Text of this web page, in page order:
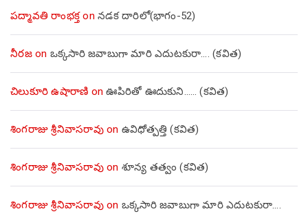
పద్మావతి రాంభక్తon నడక దారిలో(భాగం-52)
నీరజon ఒక్కసారి జవాబుగా మారి ఎదుటకురా…. (కవిత)
చిలుకూరి ఉషారాణి onఊపిరితో ఊదుకుని…… (కవిత)
శింగరాజు శ్రీనివాసరావుon ఉవిధోత్పత్తి (కవిత)
శింగరాజు శ్రీనివాసరావుon శూన్య తత్వం (కవిత)
శింగరాజు శ్రీనివాసరావుon ఒక్కసారి జవాబుగా మారి ఎదుటకురా….